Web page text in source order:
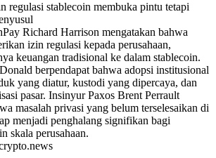
regulasi stablecoin membuka pintu tetapi
Richard Harrison mengatakan bahwa
izin regulasi kepada perusahaan,
keuangan tradisional ke dalam stablecoin.
berpendapat bahwa adopsi institusional
yang diatur, kustodi yang dipercaya, dan
pasar. Insinyur Paxos Brent Perrault
masalah privasi yang belum terselesaikan di
menjadi penghalang signifikan bagi
skala perusahaan.